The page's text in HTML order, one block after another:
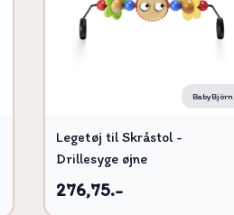
BabyBjörn
Legetøj til Skråstol -
Drillesyge øjne
276,75.-